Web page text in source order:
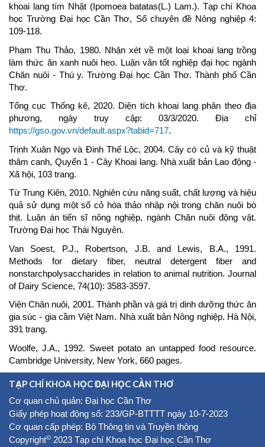
khoai lang tím Nhật (Ipomoea batatas(L.) Lam.). Tạp chí Khoa
học Trường Đại học Cần Thơ, Số chuyên đề Nông nghiệp 4:
109-118.
Phạm Thu Thảo, 1980. Nhận xét về một loại khoai lang trồng
làm thức ăn xanh nuôi heo. Luận văn tốt nghiệp đại học ngành
Chăn nuôi - Thú y. Trường Đại học Cần Thơ. Thành phố Cần
Thơ.
Tổng cục Thống kê, 2020. Diện tích khoai lang phân theo địa
phương, ngày truy cập: 03/3/2020. Địa chỉ
https://gso.gov.vn/default.aspx?tabid=717.
Trịnh Xuân Ngọ và Đinh Thế Lộc, 2004. Cây có củ và kỹ thuật
thâm canh, Quyển 1 - Cây Khoai lang. Nhà xuất bản Lao động -
Xã hội, 103 trang.
Từ Trung Kiên, 2010. Nghiên cứu năng suất, chất lượng và hiệu
quả sử dụng một số cỏ hòa thảo nhập nội trong chăn nuôi bò
thịt. Luận án tiến sĩ nông nghiệp, ngành Chăn nuôi động vật.
Trường Đại học Thái Nguyên.
Van Soest, P.J., Robertson, J.B. and Lewis, B.A., 1991.
Methods for dietary fiber, neutral detergent fiber and
nonstarchpolysaccharides in relation to animal nutrition. Journal
of Dairy Science, 74(10): 3583-3597.
Viện Chăn nuôi, 2001. Thành phần và giá trị dinh dưỡng thức ăn
gia súc - gia cầm Việt Nam. Nhà xuất bản Nông nghiệp. Hà Nội,
391 trang.
Woolfe, J.A., 1992. Sweet potato an untapped food resource.
Cambridge University, New York, 660 pages.
TẠP CHÍ KHOA HỌC ĐẠI HỌC CẦN THƠ
Cơ quan chủ quản: Đại học Cần Thơ
Giấy phép hoạt động số: 233/GP-BTTTT ngày 10-7-2023
Cơ quan cấp phép: Bộ Thông tin và Truyền thông
Copyright© 2023 Tạp chí Khoa học Đại học Cần Thơ